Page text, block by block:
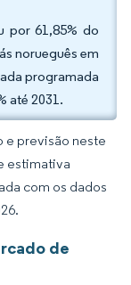
por 61,85% do
norueguês em
programada
até 2031.
e previsão neste
estimativa
com os dados
de